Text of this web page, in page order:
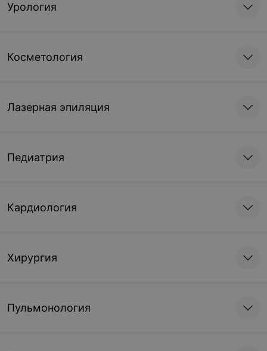
Урология
Косметология
Лазерная эпиляция
Педиатрия
Кардиология
Хирургия
Пульмонология